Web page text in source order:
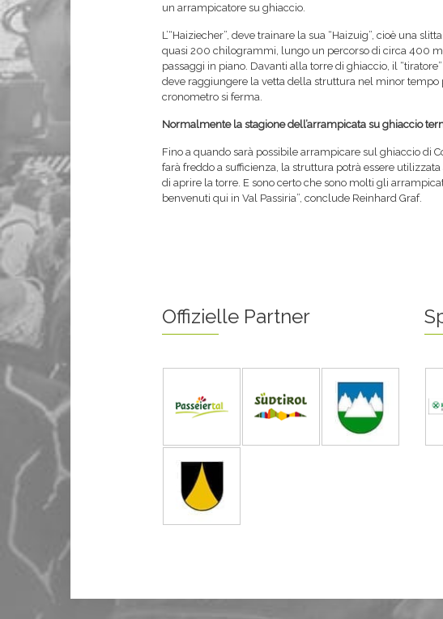
un arrampicatore su ghiaccio.
L’“Haiziecher”, deve trainare la sua “Haizuig”, cioè una
quasi 200 chilogrammi, lungo un percorso di circa 400
passaggi in piano. Davanti alla torre di ghiaccio, il
deve raggiungere la vetta della struttura nel minor tempo
cronometro si ferma.
Normalmente la stagione dell’arrampicata su ghiaccio
Fino a quando sarà possibile arrampicare sul ghiaccio di
farà freddo a sufficienza, la struttura potrà essere
di aprire la torre. E sono certo che sono molti gli
benvenuti qui in Val Passiria”, conclude Reinhard Graf.
Offizielle Partner